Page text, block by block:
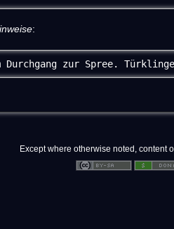
:
zur Spree.
Except where otherwise noted, content